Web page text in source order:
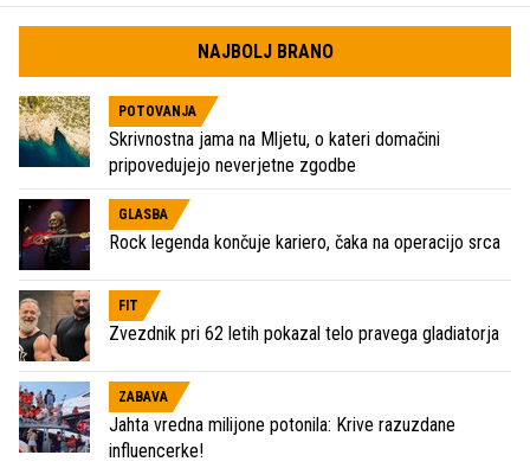
NAJBOLJ BRANO
POTOVANJA
Skrivnostna jama na Mljetu, o kateri domačini
pripovedujejo neverjetne zgodbe
GLASBA
Rock legenda končuje kariero, čaka na operacijo srca
FIT
Zvezdnik pri 62 letih pokazal telo pravega gladiatorja
ZABAVA
Jahta vredna milijone potonila: Krive razuzdane
influencerke!